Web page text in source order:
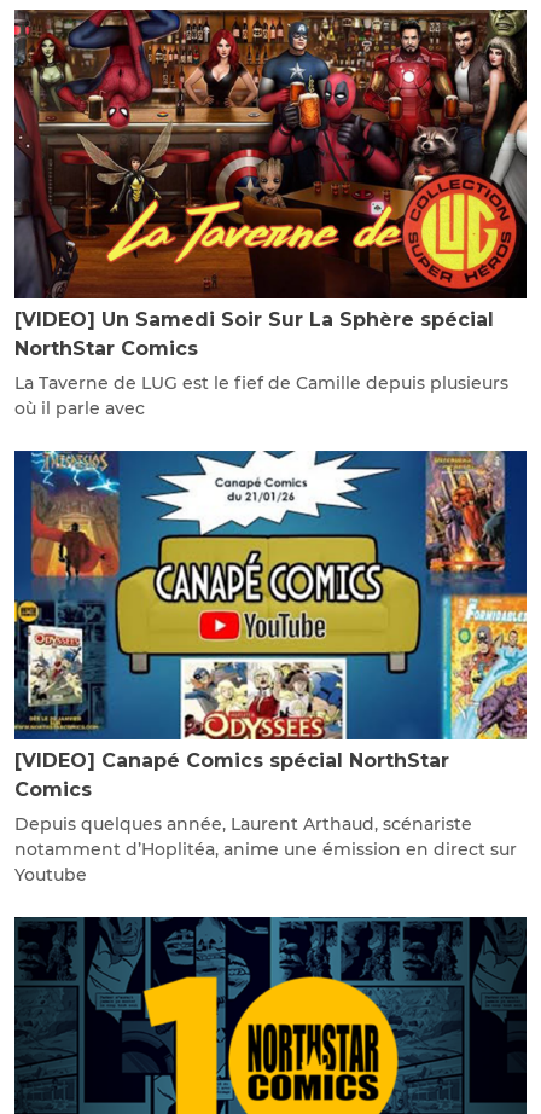
[VIDEO] Un Samedi Soir Sur La Sphère spécial
NorthStar Comics
La Taverne de LUG est le fief de Camille depuis plusieurs
où il parle avec
[VIDEO] Canapé Comics spécial NorthStar
Comics
Depuis quelques année, Laurent Arthaud, scénariste
notamment d’Hoplitéa, anime une émission en direct sur
Youtube